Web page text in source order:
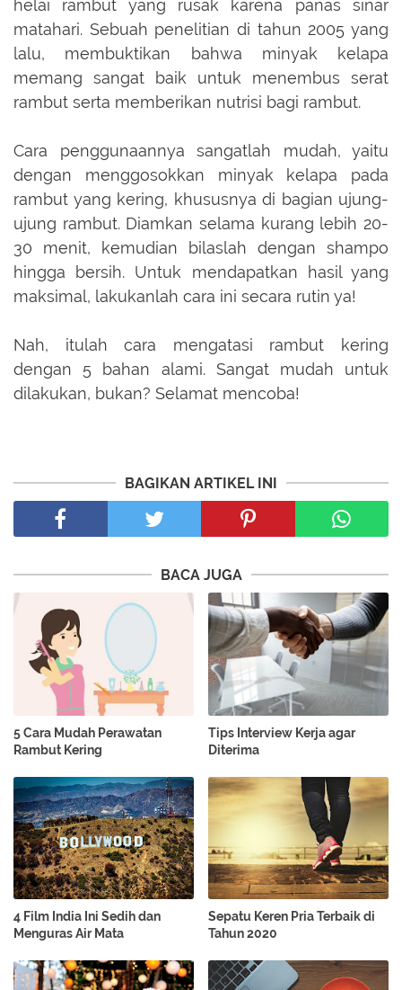
helai rambut yang rusak karena panas sinar
matahari. Sebuah penelitian di tahun 2005 yang
lalu, membuktikan bahwa minyak kelapa
memang sangat baik untuk menembus serat
rambut serta memberikan nutrisi bagi rambut.
Cara penggunaannya sangatlah mudah, yaitu
dengan menggosokkan minyak kelapa pada
rambut yang kering, khususnya di bagian ujung-
ujung rambut. Diamkan selama kurang lebih 20-
30 menit, kemudian bilaslah dengan shampo
hingga bersih. Untuk mendapatkan hasil yang
maksimal, lakukanlah cara ini secara rutin ya!
Nah, itulah cara mengatasi rambut kering
dengan 5 bahan alami. Sangat mudah untuk
dilakukan, bukan? Selamat mencoba!
BAGIKAN ARTIKEL INI
BACA JUGA
5 Cara Mudah Perawatan
Rambut Kering
Tips Interview Kerja agar
Diterima
4 Film India Ini Sedih dan
Menguras Air Mata
Sepatu Keren Pria Terbaik di
Tahun 2020